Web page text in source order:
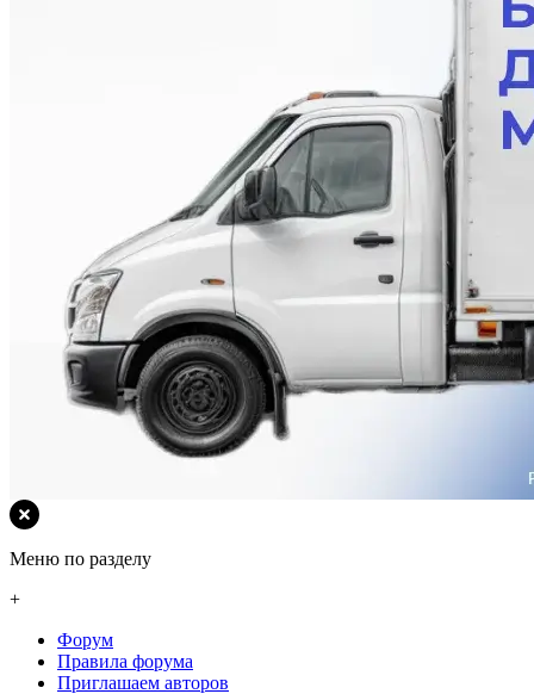
Меню по разделу
+
Форум
Правила форума
Приглашаем авторов